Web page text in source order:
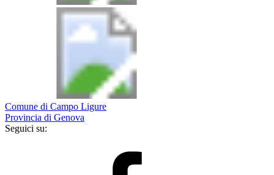
Comune di Campo Ligure
Provincia di Genova
Seguici su: